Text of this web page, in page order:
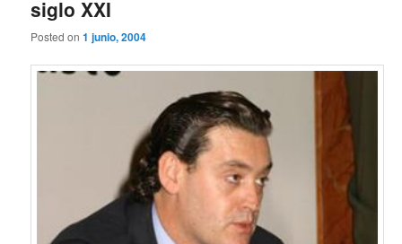
siglo XXI
Posted on1 junio, 2004